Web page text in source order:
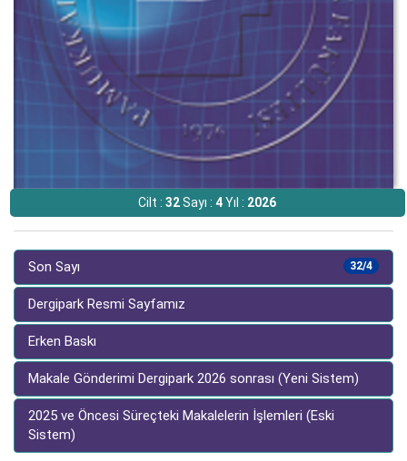
Cilt :32Sayı :4Yıl : 2026
32/4
Son Sayı
Dergipark Resmi Sayfamız
Erken Baskı
Makale Gönderimi Dergipark 2026 sonrası (Yeni Sistem)
2025 ve Öncesi Süreçteki Makalelerin İşlemleri (Eski
Sistem)